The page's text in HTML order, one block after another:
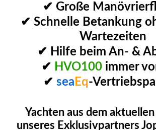
✔ Große
✔ Schnelle Betankung
Wartezeiten
✔ Hilfe beim An- &
✔ HVO100 immer
✔ sea Eq-
Yachten aus dem
unseres Exklusivpartners